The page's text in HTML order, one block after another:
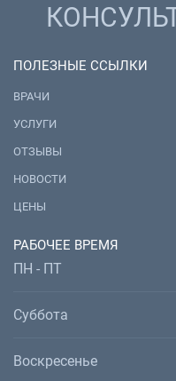
ПОЛЕЗНЫЕ ССЫЛКИ
ВРАЧИ
УСЛУГИ
ОТЗЫВЫ
НОВОСТИ
ЦЕНЫ
РАБОЧЕЕ ВРЕМЯ
ПН - ПТ
Суббота
Воскресенье